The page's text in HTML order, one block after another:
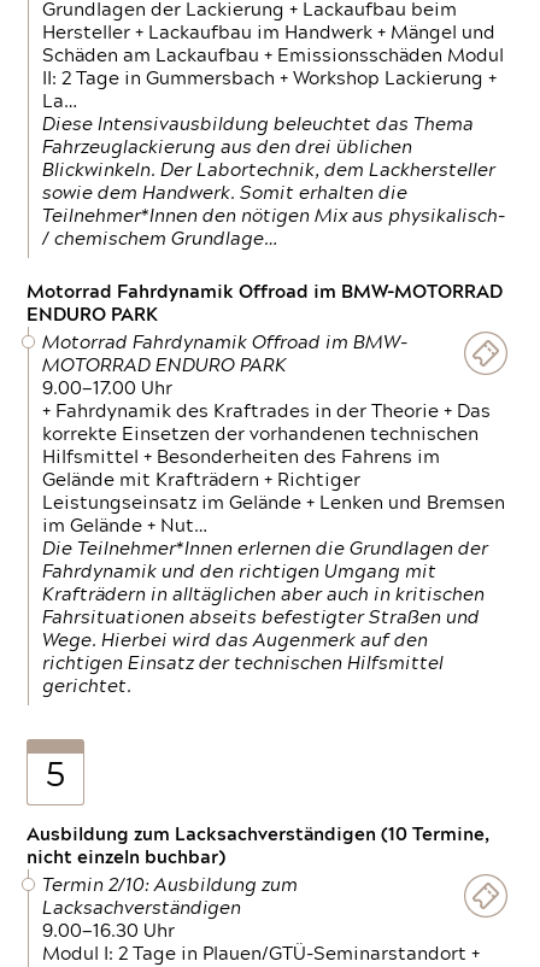
Grundlagen der Lackierung + Lackaufbau beim
Hersteller + Lackaufbau im Handwerk + Mängel und
Schäden am Lackaufbau + Emissionsschäden Modul
II: 2 Tage in Gummersbach + Workshop Lackierung +
La…
Diese Intensivausbildung beleuchtet das Thema
Fahrzeuglackierung aus den drei üblichen
Blickwinkeln. Der Labortechnik, dem Lackhersteller
sowie dem Handwerk. Somit erhalten die
Teilnehmer*Innen den nötigen Mix aus physikalisch-
/ chemischem Grundlage…
Motorrad Fahrdynamik Offroad im BMW-MOTORRAD
ENDURO PARK
Motorrad Fahrdynamik Offroad im BMW-
MOTORRAD ENDURO PARK
9.00—17.00 Uhr
+ Fahrdynamik des Kraftrades in der Theorie + Das
korrekte Einsetzen der vorhandenen technischen
Hilfsmittel + Besonderheiten des Fahrens im
Gelände mit Krafträdern + Richtiger
Leistungseinsatz im Gelände + Lenken und Bremsen
im Gelände + Nut…
Die Teilnehmer*Innen erlernen die Grundlagen der
Fahrdynamik und den richtigen Umgang mit
Krafträdern in alltäglichen aber auch in kritischen
Fahrsituationen abseits befestigter Straßen und
Wege. Hierbei wird das Augenmerk auf den
richtigen Einsatz der technischen Hilfsmittel
gerichtet.
5
Ausbildung zum Lacksachverständigen (10 Termine,
nicht einzeln buchbar)
Termin 2/10: Ausbildung zum
Lacksachverständigen
9.00—16.30 Uhr
Modul I: 2 Tage in Plauen/GTÜ-Seminarstandort +